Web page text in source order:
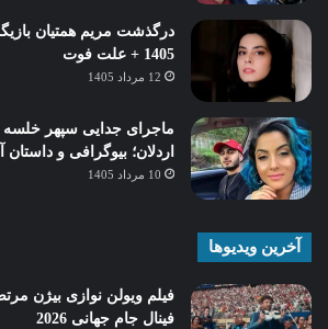
1405 + علت فوت
12 مرداد 1405
ماجرای جدایی سپهر خلسه
اردلان؛ بیوگرافی و داستان
10 مرداد 1405
آخرین ویدیوها
فیلم ویولن نوازی بیژن
فینال جام جهانی 2026